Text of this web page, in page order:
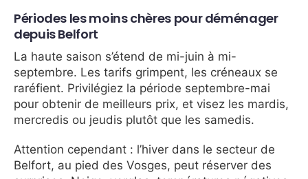
Périodes les moins chères pour déménager
depuis Belfort
La haute saison s’étend de mi-juin à mi-
septembre. Les tarifs grimpent, les créneaux se
raréfient. Privilégiez la période septembre-mai
pour obtenir de meilleurs prix, et visez les mardis,
mercredis ou jeudis plutôt que les samedis.
Attention cependant : l’hiver dans le secteur de
Belfort, au pied des Vosges, peut réserver des